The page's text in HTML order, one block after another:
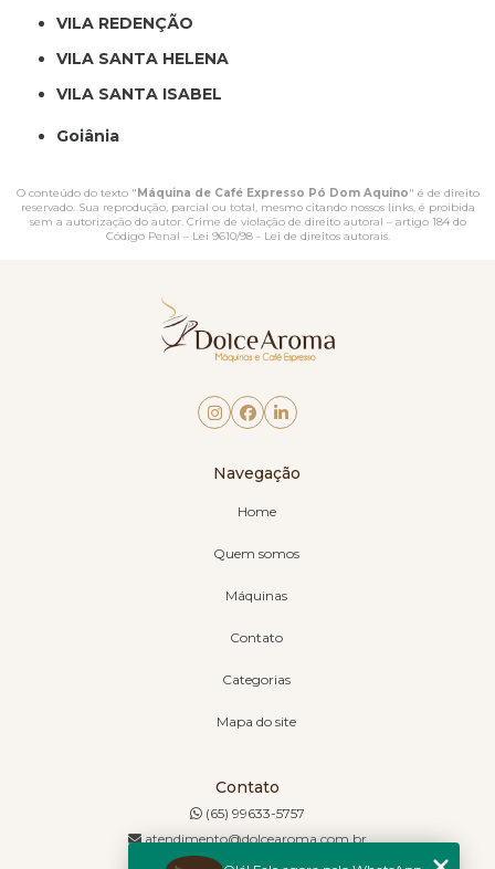
VILA REDENÇÃO
VILA SANTA HELENA
VILA SANTA ISABEL
Goiânia
O conteúdo do texto " Máquina de Café Expresso Pó Dom Aquino" é de direito
reservado. Sua reprodução, parcial ou total, mesmo citando nossos links, é proibida
sem a autorização do autor. Crime de violação de direito autoral – artigo 184 do
Código Penal – Lei 9610/98 - Lei de direitos autorais.
Navegação
Home
Quem somos
Máquinas
Contato
Categorias
Mapa do site
Contato
(65) 99633-5757
atendimento@dolcearoma.com.br